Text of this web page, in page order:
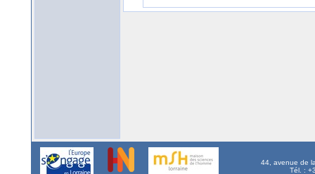
44, avenue de
Tél. :